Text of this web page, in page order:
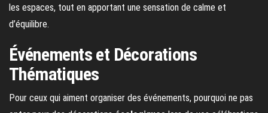
les espaces, tout en apportant une sensation de calme et
d’équilibre.
Événements et Décorations
Thématiques
Pour ceux qui aiment organiser des événements, pourquoi ne pas